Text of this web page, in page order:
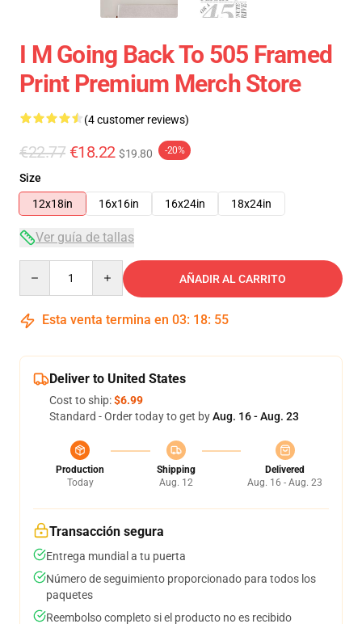
I M Going Back To 505 Framed
Print Premium Merch Store
(4 customer reviews)
€22.77 €18.22 $19.80 -20%
Size
12x18in
16x16in 16x24in 18x24in
Ver guía de tallas
AÑADIR AL CARRITO
Esta venta termina en 03: 18: 54
Deliver to United States
Cost to ship:$6.99
Standard - Order today to get byAug. 16 - Aug. 23
Production
Today
Shipping
Aug. 12
Delivered
Aug. 16 - Aug. 23
Transacción segura
Entrega mundial a tu puerta
Número de seguimiento proporcionado para todos los
paquetes
Reembolso completo si el producto no es recibido